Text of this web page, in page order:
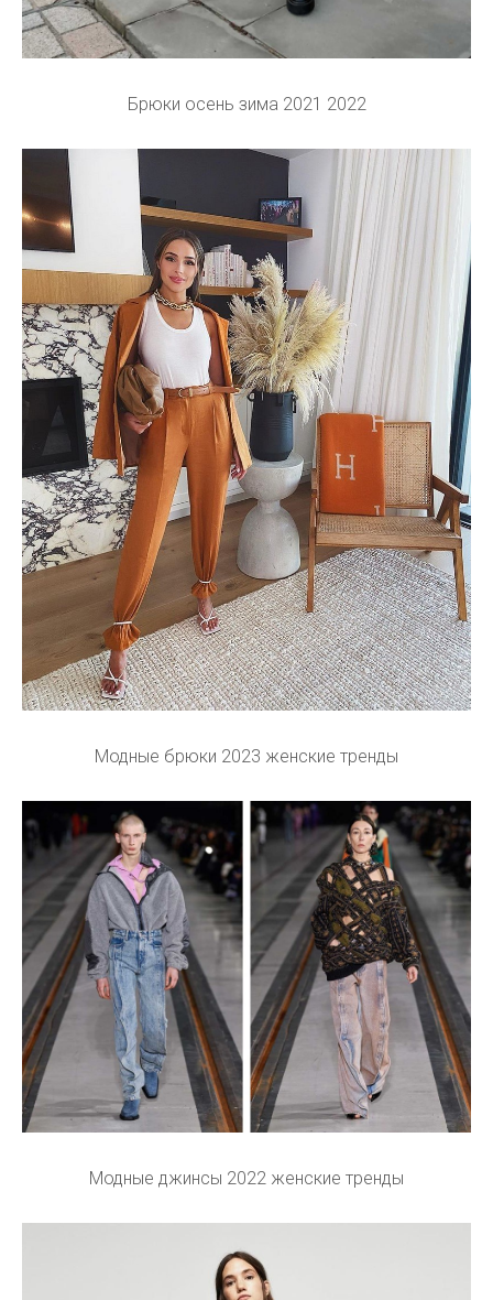
Брюки осень зима 2021 2022
Модные брюки 2023 женские тренды
Модные джинсы 2022 женские тренды